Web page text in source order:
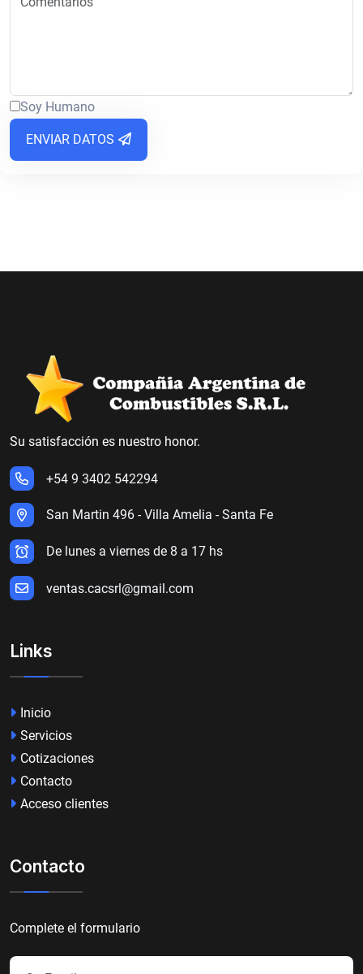
Soy Humano
ENVIAR DATOS
Su satisfacción es nuestro honor.
+54 9 3402 542294
San Martin 496 - Villa Amelia - Santa Fe
De lunes a viernes de 8 a 17 hs
ventas.cacsrl@gmail.com
Links
Inicio
Servicios
Cotizaciones
Contacto
Acceso clientes
Contacto
Complete el formulario